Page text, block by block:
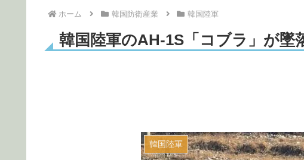
ホーム 韓国防衛産業 韓国陸軍
韓国陸軍のAH-1S「コブラ」が墜
韓国陸軍